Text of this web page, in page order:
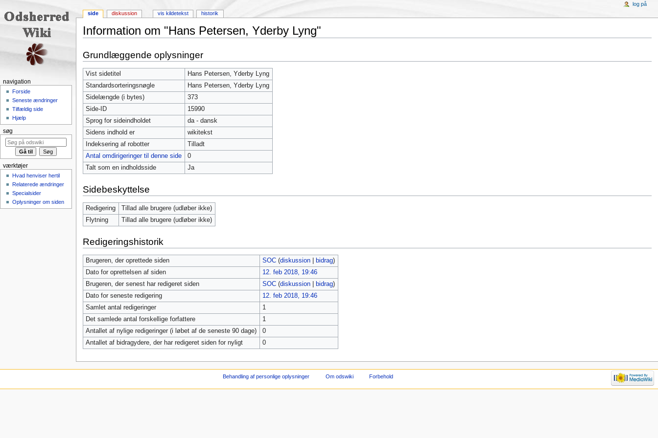
Information om "Hans Petersen, Yderby Lyng"
Grundlæggende oplysninger
Vist sidetitel
Hans Petersen, Yderby Lyng
Standardsorteringsnøgle
Hans Petersen, Yderby Lyng
Sidelængde (i bytes)
373
Side-ID
15990
Sprog for sideindholdet
da - dansk
Sidens indhold er
wikitekst
Indeksering af robotter
Tilladt
Antal omdirigeringer til denne side
0
Talt som en indholdsside
Ja
Sidebeskyttelse
Redigering
Tillad alle brugere (udløber ikke)
Flytning
Tillad alle brugere (udløber ikke)
Redigeringshistorik
Brugeren, der oprettede siden SOC (diskussion| bidrag)
Dato for oprettelsen af siden
12. feb 2018, 19:46
Brugeren, der senest har redigeret siden
SOC (diskussion| bidrag)
Dato for seneste redigering
12. feb 2018, 19:46
Samlet antal redigeringer
1
Det samlede antal forskellige forfattere
1
Antallet af nylige redigeringer (i løbet af de seneste 90 dage)
0
Antallet af bidragydere, der har redigeret siden for nyligt
0
side diskussion vis kildetekst historik
log på
navigation
Forside
Seneste ændringer
Tilfældig side
Hjælp
søg
værktøjer
Hvad henviser hertil
Relaterede ændringer
Specialsider
Oplysninger om siden
Behandling af personlige oplysninger Om odswiki Forbehold